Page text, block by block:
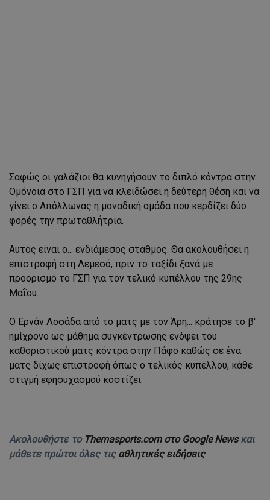
Σαφώς οι γαλάζιοι θα κυνηγήσουν το διπλό κόντρα στην
Ομόνοια στο ΓΣΠ για να κλειδώσει η δεύτερη θέση και να
γίνει ο Απόλλωνας η μοναδική ομάδα που κερδίζει δύο
φορές την πρωταθλήτρια.
Αυτός είναι ο... ενδιάμεσος σταθμός. Θα ακολουθήσει η
επιστροφή στη Λεμεσό, πριν το ταξίδι ξανά με
προορισμό το ΓΣΠ για τον τελικό κυπέλλου της 29ης
Μαΐου.
Ο Ερνάν Λοσάδα από το ματς με τον Άρη... κράτησε το β'
ημίχρονο ως μάθημα συγκέντρωσης ενόψει του
καθοριστικού ματς κόντρα στην Πάφο καθώς σε ένα
ματς δίχως επιστροφή όπως ο τελικός κυπέλλου, κάθε
στιγμή εφησυχασμού κοστίζει.
Ακολουθήστε το Themasports.com στο Google Newsκαι
μάθετε πρώτοι όλες τις αθλητικές ειδήσεις